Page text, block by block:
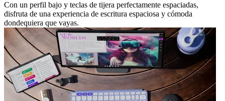
Con un perfil bajo y teclas de tijera perfectamente espaciadas,
disfruta de una experiencia de escritura espaciosa y cómoda
dondequiera que vayas.